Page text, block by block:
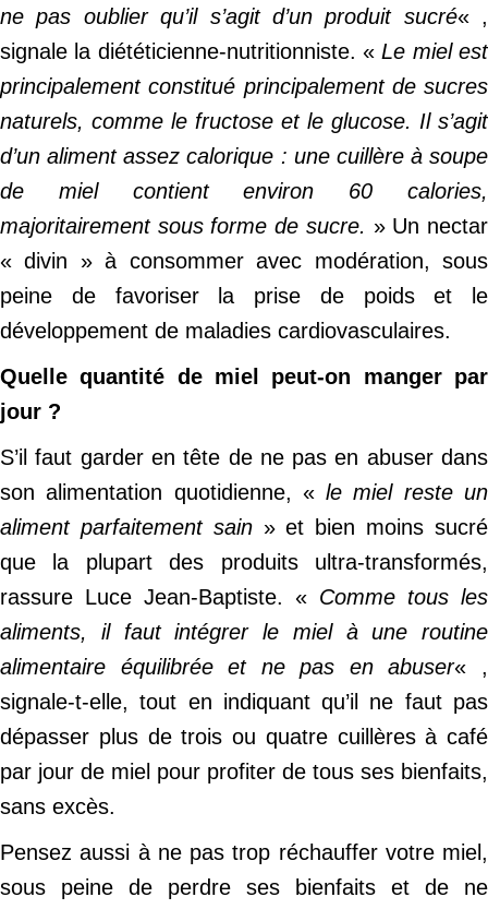
ne pas oublier qu’il s’agit d’un produit sucré« ,
signale la diététicienne-nutritionniste. «Le miel est
principalement constitué principalement de sucres
naturels, comme le fructose et le glucose. Il s’agit
d’un aliment assez calorique : une cuillère à soupe
de miel contient environ 60 calories,
majoritairement sous forme de sucre. » Un nectar
« divin » à consommer avec modération, sous
peine de favoriser la prise de poids et le
développement de maladies cardiovasculaires.
Quelle quantité de miel peut-on manger par
jour ?
S’il faut garder en tête de ne pas en abuser dans
son alimentation quotidienne, «le miel reste un
aliment parfaitement sain» et bien moins sucré
que la plupart des produits ultra-transformés,
rassure Luce Jean-Baptiste. « Comme tous les
aliments, il faut intégrer le miel à une routine
alimentaire équilibrée et ne pas en abuser« ,
signale-t-elle, tout en indiquant qu’il ne faut pas
dépasser plus de trois ou quatre cuillères à café
par jour de miel pour profiter de tous ses bienfaits,
sans excès.
Pensez aussi à ne pas trop réchauffer votre miel,
sous peine de perdre ses bienfaits et de ne